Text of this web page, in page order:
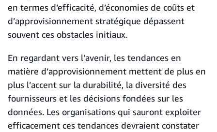
en termes d’efficacité, d’économies de coûts et
d’approvisionnement stratégique dépassent
souvent ces obstacles initiaux.
En regardant vers l’avenir, les tendances en
matière d’approvisionnement mettent de plus en
plus l’accent sur la durabilité, la diversité des
fournisseurs et les décisions fondées sur les
données. Les organisations qui sauront exploiter
efficacement ces tendances devraient constater